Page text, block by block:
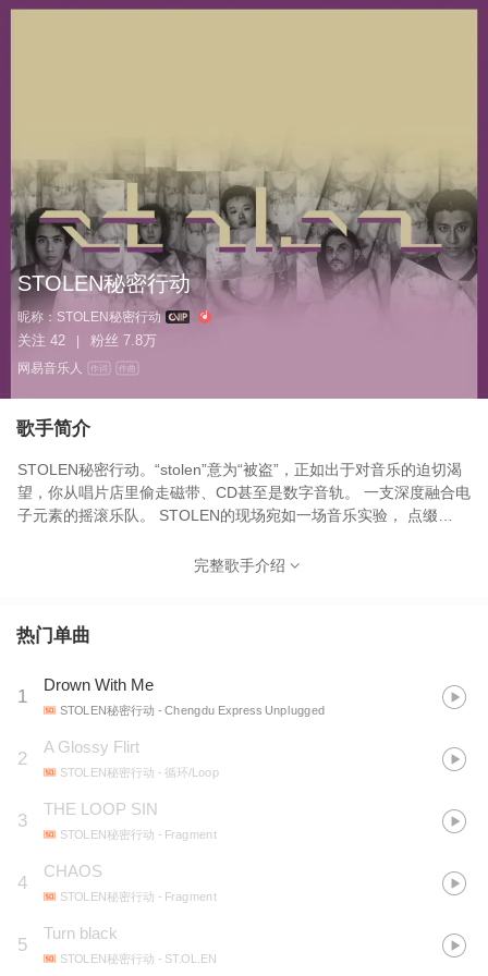
STOLEN秘密行动
昵称： STOLEN秘密行动
关注 42 粉丝 7.8万
网易音乐人 作词 作曲
歌手简介
STOLEN秘密行动。“stolen”意为“被盗”，正如出于对音乐的迫切渴
望，你从唱片店里偷走磁带、CD甚至是数字音轨。 一支深度融合电
子元素的摇滚乐队。 STOLEN的现场宛如一场音乐实验， 点缀
注入高能引爆能量， 在手制视觉艺术带来的强烈冲击下， 惊叹于多
2019年受邀作为NEW ORDER欧洲巡演开场嘉宾。
完整歌手介绍
热门单曲
1
Drown With Me
STOLEN秘密行动 - Chengdu Express Unplugged
2
A Glossy Flirt
STOLEN秘密行动 - 循环/Loop
3
THE LOOP SIN
STOLEN秘密行动 - Fragment
4
CHAOS
STOLEN秘密行动 - Fragment
5
Turn black
STOLEN秘密行动 - ST.OL.EN